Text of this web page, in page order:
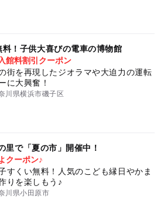
！子供大喜びの電車の博物館
館料割引クーポン
街を再現したジオラマや大迫力の運転
に大興奮！
川県横浜市磯子区
で「夏の市」開催中！
クーポン♪
すくい無料！人気のこども縁日やかま
りを楽しもう♪
川県小田原市